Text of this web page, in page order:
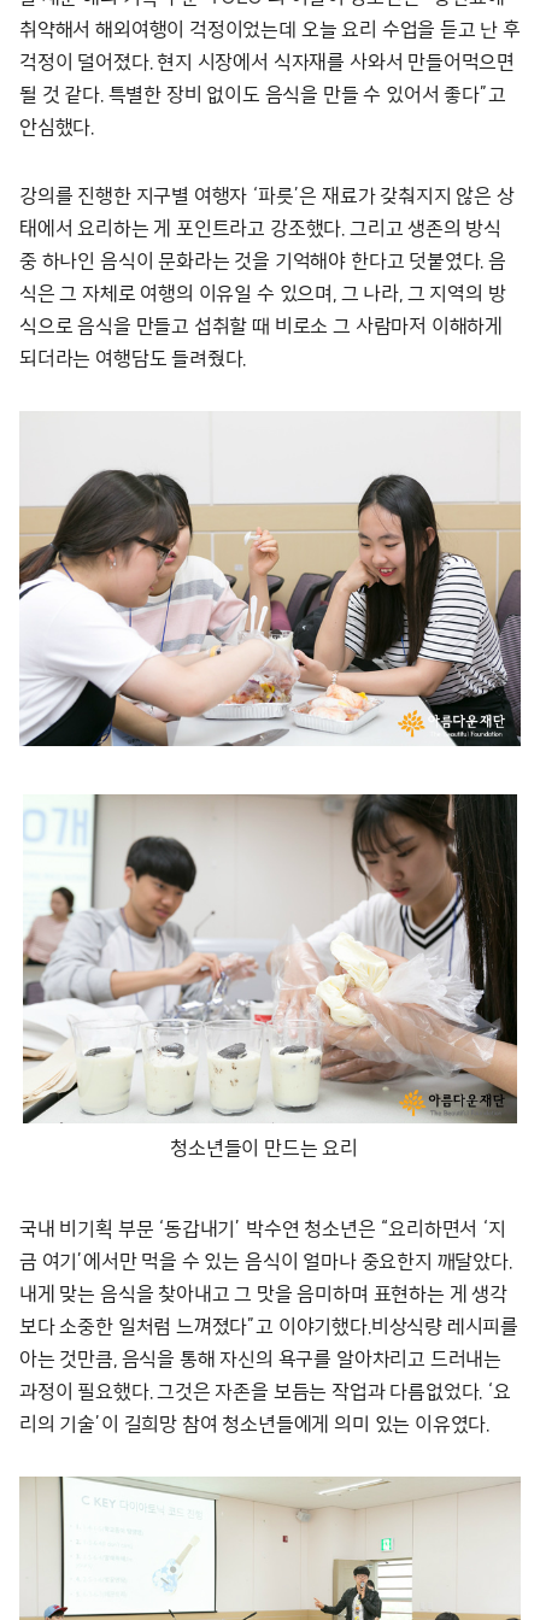
취약해서 해외여행이 걱정이었는데 오늘 요리 수업을 듣고 난 후
걱정이 덜어졌다. 현지 시장에서 식자재를 사와서 만들어먹으면
될 것 같다. 특별한 장비 없이도 음식을 만들 수 있어서 좋다”고
안심했다.
강의를 진행한 지구별 여행자 ‘파릇’은 재료가 갖춰지지 않은 상
태에서 요리하는 게 포인트라고 강조했다. 그리고 생존의 방식
중 하나인 음식이 문화라는 것을 기억해야 한다고 덧붙였다. 음
식은 그 자체로 여행의 이유일 수 있으며, 그 나라, 그 지역의 방
식으로 음식을 만들고 섭취할 때 비로소 그 사람마저 이해하게
되더라는 여행담도 들려줬다.
청소년들이 만드는 요리
국내 비기획 부문 ‘동갑내기’ 박수연 청소년은 “요리하면서 ‘지
금 여기’에서만 먹을 수 있는 음식이 얼마나 중요한지 깨달았다.
내게 맞는 음식을 찾아내고 그 맛을 음미하며 표현하는 게 생각
보다 소중한 일처럼 느껴졌다”고 이야기했다.비상식량 레시피를
아는 것만큼, 음식을 통해 자신의 욕구를 알아차리고 드러내는
과정이 필요했다. 그것은 자존을 보듬는 작업과 다름없었다. ‘요
리의 기술’이 길희망 참여 청소년들에게 의미 있는 이유였다.